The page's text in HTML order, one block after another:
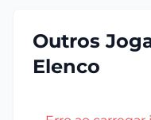
Outros
Elenco